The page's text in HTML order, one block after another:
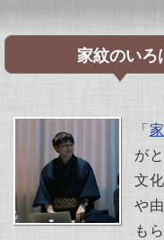
家紋のいろ
「
が
文
や
も